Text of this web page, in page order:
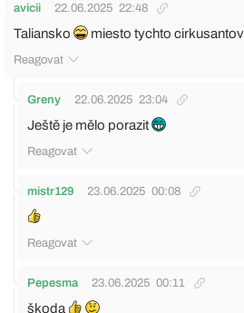
avicii 22.06.2025 22:48
Taliansko miesto tychto
Reagovat
Greny 22.06.2025 23:04
Ještě je mělo porazit
Reagovat
mistr129 23.06.2025 00:08
Reagovat
Pepesma 23.06.2025 00:11
škoda